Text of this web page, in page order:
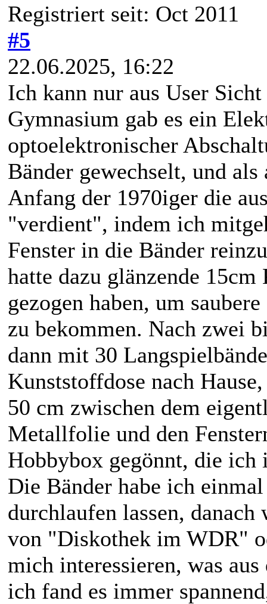
Registriert seit: Oct 2011
#5
22.06.2025, 16:22
Ich kann nur aus User
Gymnasium gab es ein
optoelektronischer
Bänder gewechselt, und
Anfang der 1970iger die
"verdient", indem ich
Fenster in die Bänder
hatte dazu glänzende
gezogen haben, um
zu bekommen. Nach zwei
dann mit 30
Kunststoffdose nach
50 cm zwischen dem
Metallfolie und den
Hobbybox gegönnt, die ich
Die Bänder habe ich
durchlaufen lassen,
von "Diskothek im WDR"
mich interessieren, was
ich fand es immer